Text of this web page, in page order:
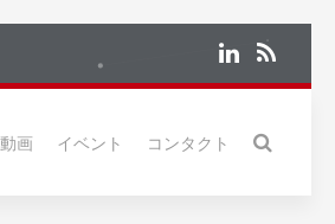
動画 イベント コンタクト